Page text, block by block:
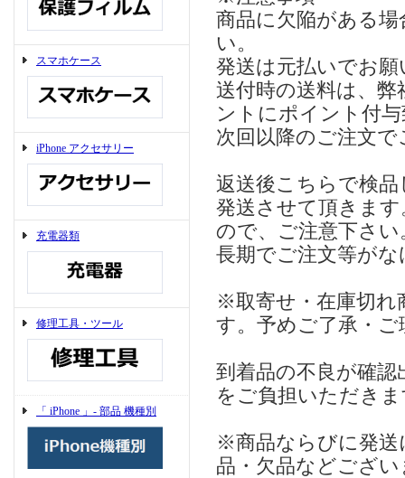
スマホケース
iPhone アクセサリー
充電器類
修理工具・ツール
「 iPhone 」- 部品 機種別
商品に欠陥がある
い。
発送は元払いでお
送付時の送料は、
ントにポイント付
次回以降のご注文
返送後こちらで検
発送させて頂きま
ので、ご注意下さい
長期でご注文等が
※取寄せ・在庫切れ
す。予めご了承・
到着品の不良が確
をご負担いただき
※商品ならびに発送
品・欠品などござ